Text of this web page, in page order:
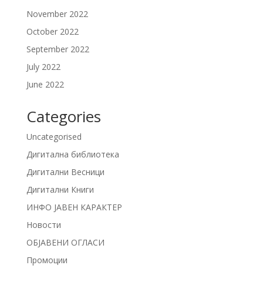
November 2022
October 2022
September 2022
July 2022
June 2022
Categories
Uncategorised
Дигитална библиотека
Дигитални Весници
Дигитални Книги
ИНФО ЈАВЕН КАРАКТЕР
Новости
ОБЈАВЕНИ ОГЛАСИ
Промоции